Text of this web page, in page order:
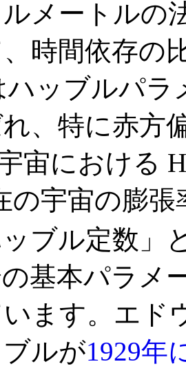
メートルの
時間依存の
ハッブルパラ
、特に赤方
宙における
の宇宙の膨張
ブル定数」
基本パラメ
ます。 エド
ルが1929年